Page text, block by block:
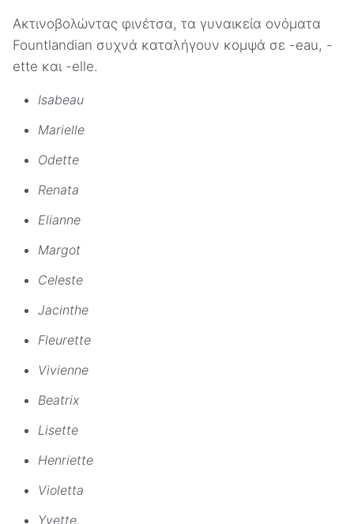
Ακτινοβολώντας φινέτσα, τα γυναικεία ονόματα
Fountlandian συχνά καταλήγουν κομψά σε -eau, -
ette και -elle.
Isabeau
Marielle
Odette
Renata
Elianne
Margot
Celeste
Jacinthe
Fleurette
Vivienne
Beatrix
Lisette
Henriette
Violetta
Yvette